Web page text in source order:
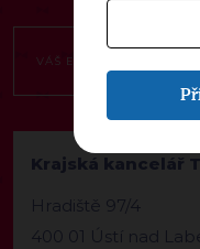
Krajská kancelář
Hradiště 97/4
400 01 Ústí nad